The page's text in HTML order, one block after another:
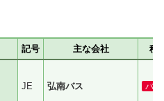
記号 主な会社 種
JE 弘南バス バ